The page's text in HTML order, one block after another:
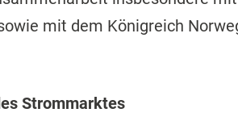
mit dem Königreich
Strommarktes